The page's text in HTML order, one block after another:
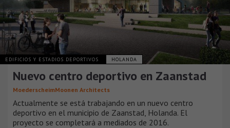
EDIFICIOS Y ESTADIOS DEPORTIVOS HOLANDA
Nuevo centro deportivo en Zaanstad
MoederscheimMoonen Architects
Actualmente se está trabajando en un nuevo centro
deportivo en el municipio de Zaanstad, Holanda. El
proyecto se completará a mediados de 2016.